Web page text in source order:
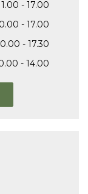
- 17.00
- 17.00
- 17.30
- 14.00